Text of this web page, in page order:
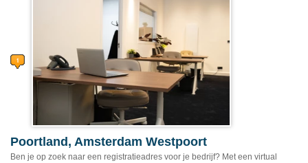
Poortland, Amsterdam Westpoort
Ben je op zoek naar een registratieadres voor je bedrijf? Met een virtual